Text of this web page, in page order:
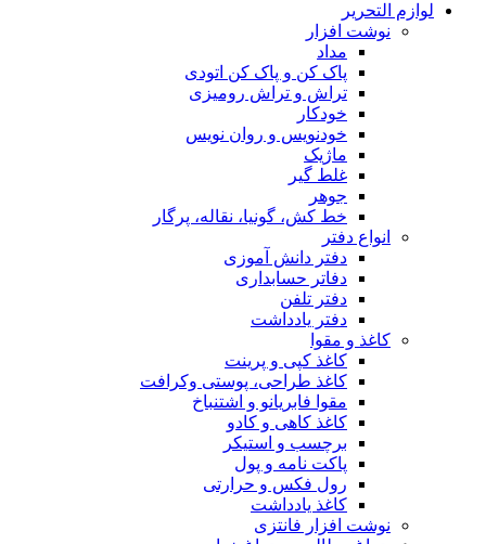
لوازم التحریر
نوشت افزار
مداد
پاک کن و پاک کن اتودی
تراش و تراش رومیزی
خودکار
خودنویس و روان نویس
ماژیک
غلط گیر
جوهر
خط کش، گونیا، نقاله، پرگار
انواع دفتر
دفتر دانش آموزی
دفاتر حسابداری
دفتر تلفن
دفتر یادداشت
کاغذ و مقوا
کاغذ کپی و پرینت
کاغذ طراحی، پوستی وکرافت
مقوا فابریانو و اشتنباخ
کاغذ کاهی و کادو
برچسب و استیکر
پاکت نامه و پول
رول فکس و حرارتی
کاغذ یادداشت
نوشت افزار فانتزی